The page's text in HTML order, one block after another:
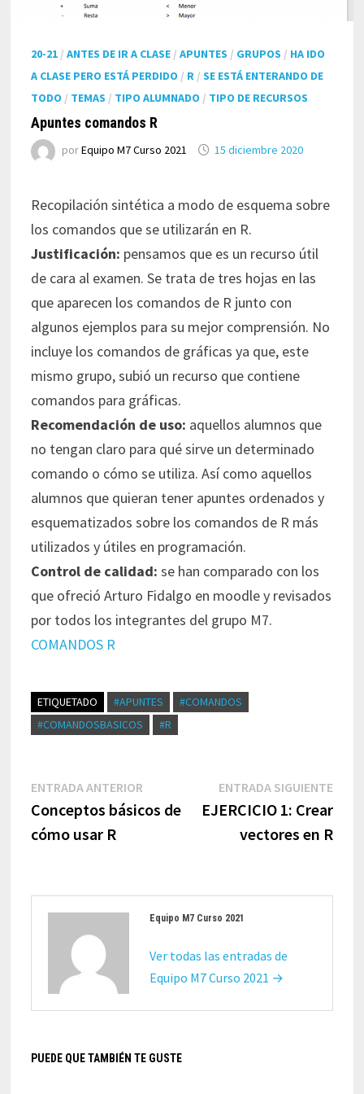
20-21 /ANTES DE IR A CLASE /APUNTES / GRUPOS / HA IDO
A CLASE PERO ESTÁ PERDIDO / R /SE ESTÁ ENTERANDO DE
TODO / TEMAS / TIPO ALUMNADO / TIPO DE RECURSOS
Apuntes comandos R
porEquipo M7 Curso 2021 15 diciembre 2020
Recopilación sintética a modo de esquema sobre
los comandos que se utilizarán en R.
Justificación: pensamos que es un recurso útil
de cara al examen. Se trata de tres hojas en las
que aparecen los comandos de R junto con
algunos ejemplos para su mejor comprensión. No
incluye los comandos de gráficas ya que, este
mismo grupo, subió un recurso que contiene
comandos para gráficas.
Recomendación de uso: aquellos alumnos que
no tengan claro para qué sirve un determinado
comando o cómo se utiliza. Así como aquellos
alumnos que quieran tener apuntes ordenados y
esquematizados sobre los comandos de R más
utilizados y útiles en programación.
Control de calidad: se han comparado con los
que ofreció Arturo Fidalgo en moodle y revisados
por todos los integrantes del grupo M7.
COMANDOS R
ETIQUETADO #APUNTES
#COMANDOS
#COMANDOSBASICOS
#R
Navegación
entradas
ENTRADA ANTERIOR
anterior:
Conceptos básicos de
cómo usar R
ENTRADA SIGUIENTE
EJERCICIO 1: Crear
vectores en R
Equipo M7 Curso 2021
Ver todas las entradas de
Equipo M7 Curso 2021 →
PUEDE QUE TAMBIÉN TE GUSTE